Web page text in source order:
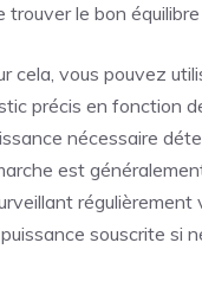
trouver le bon
cela, vous pouvez
précis en fonction
nécessaire
est
souscrite si